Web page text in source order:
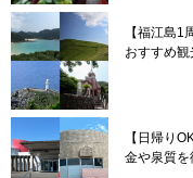
【福江島1
おすすめ
【日帰り
金や泉質を